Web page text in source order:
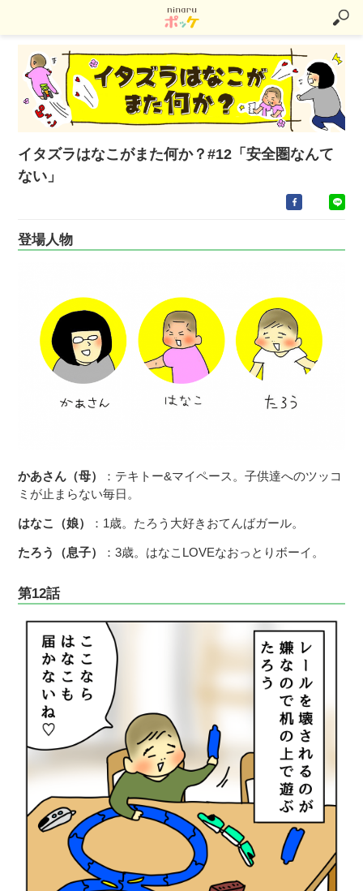
イタズラはなこがまた何か？#12「安全圏なんて
ない」
登場人物
かあさん（母）
：テキトー&マイペース。子供達へのツッコ
ミが止まらない毎日。
はなこ（娘） ：1歳。たろう大好きおてんばガール。
たろう（息子） ：3歳。はなこLOVEなおっとりボーイ。
第12話